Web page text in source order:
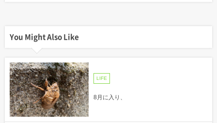
You Might Also Like
LIFE
8月に入り、